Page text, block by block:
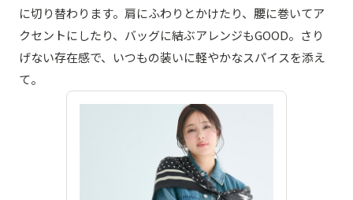
に切り替わります。肩にふわりとかけたり、腰に巻いてア
クセントにしたり、バッグに結ぶアレンジもGOOD。さり
げない存在感で、いつもの装いに軽やかなスパイスを添え
て。